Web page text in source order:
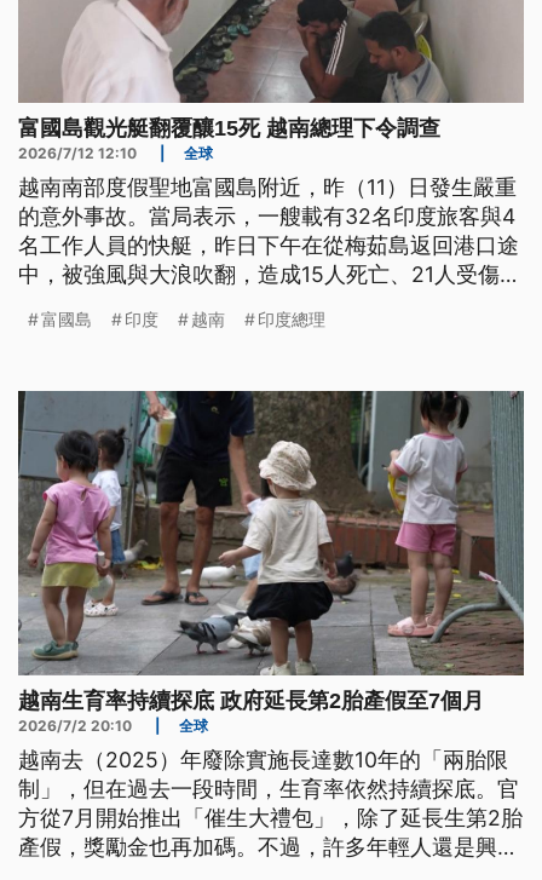
富國島觀光艇翻覆釀15死 越南總理下令調查
2026/7/12 12:10 全球
越南南部度假聖地富國島附近，昨（11）日發生嚴重
的意外事故。當局表示，一艘載有32名印度旅客與4
名工作人員的快艇，昨日下午在從梅茹島返回港口途
中，被強風與大浪吹翻，造成15人死亡、21人受傷，
人。
富國島 印度 越南 印度總理
越南生育率持續探底 政府延長第2胎產假至7個月
2026/7/2 20:10 全球
越南去（2025）年廢除實施長達數10年的「兩胎限
制」，但在過去一段時間，生育率依然持續探底。官
方從7月開始推出「催生大禮包」，除了延長生第2胎
產假，獎勵金也再加碼。不過，許多年輕人還是興趣